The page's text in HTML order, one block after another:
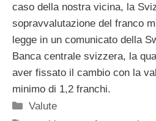
caso della nostra vicina, la
sopravvalutazione del franco
legge in un comunicato della
Banca centrale svizzera, la
aver fissato il cambio con la
minimo di 1,2 franchi.
Categorie
Valute